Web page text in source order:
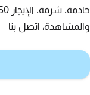
والمشاهدة، اتصل بنا